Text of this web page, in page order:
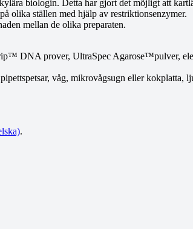
biologin. Detta har gjort det möjligt att
olika ställen med hjälp av restriktionsenzymer.
mellan de olika preparaten.
DNA prover, UltraSpec Agarose™pulver,
våg, mikrovågsugn eller kokplatta,
.